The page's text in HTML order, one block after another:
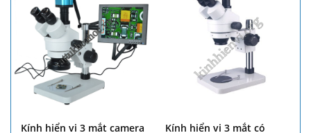
Kính hiển vi 3 mắt camera Kính hiển vi 3 mắt có